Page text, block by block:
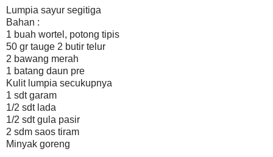
Lumpia sayur segitiga
Bahan :
1 buah wortel, potong tipis
50 gr tauge 2 butir telur
2 bawang merah
1 batang daun pre
Kulit lumpia secukupnya
1 sdt garam
1/2 sdt lada
1/2 sdt gula pasir
2 sdm saos tiram
Minyak goreng